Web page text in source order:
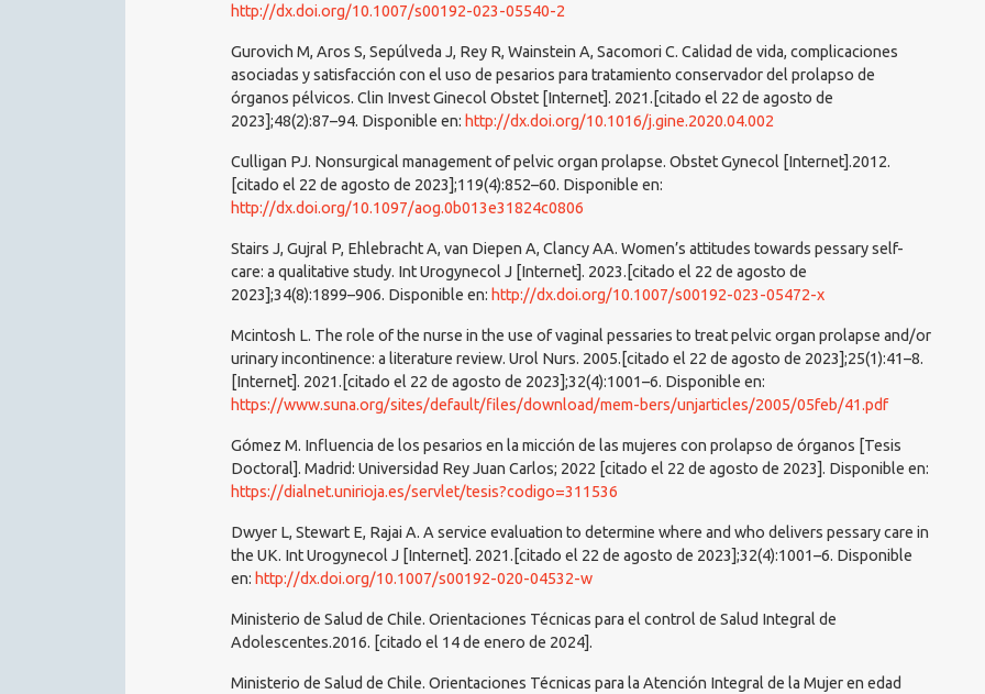
http://dx.doi.org/10.1007/s00192-023-05540-2
Gurovich M, Aros S, Sepúlveda J, Rey R, Wainstein A, Sacomori C. Calidad de vida, complicaciones
asociadas y satisfacción con el uso de pesarios para tratamiento conservador del prolapso de
órganos pélvicos. Clin Invest Ginecol Obstet [Internet]. 2021.[citado el 22 de agosto de
2023];48(2):87–94. Disponible en: http://dx.doi.org/10.1016/j.gine.2020.04.002
Culligan PJ. Nonsurgical management of pelvic organ prolapse. Obstet Gynecol [Internet].2012.
[citado el 22 de agosto de 2023];119(4):852–60. Disponible en:
http://dx.doi.org/10.1097/aog.0b013e31824c0806
Stairs J, Gujral P, Ehlebracht A, van Diepen A, Clancy AA. Women’s attitudes towards pessary self-
care: a qualitative study. Int Urogynecol J [Internet]. 2023.[citado el 22 de agosto de
2023];34(8):1899–906. Disponible en: http://dx.doi.org/10.1007/s00192-023-05472-x
Mcintosh L. The role of the nurse in the use of vaginal pessaries to treat pelvic organ prolapse and/or
urinary incontinence: a literature review. Urol Nurs. 2005.[citado el 22 de agosto de 2023];25(1):41–8.
[Internet]. 2021.[citado el 22 de agosto de 2023];32(4):1001–6. Disponible en:
https://www.suna.org/sites/default/files/download/mem-bers/unjarticles/2005/05feb/41.pdf
Gómez M. Influencia de los pesarios en la micción de las mujeres con prolapso de órganos [Tesis
Doctoral]. Madrid: Universidad Rey Juan Carlos; 2022 [citado el 22 de agosto de 2023]. Disponible en:
https://dialnet.unirioja.es/servlet/tesis?codigo=311536
Dwyer L, Stewart E, Rajai A. A service evaluation to determine where and who delivers pessary care in
the UK. Int Urogynecol J [Internet]. 2021.[citado el 22 de agosto de 2023];32(4):1001–6. Disponible
en: http://dx.doi.org/10.1007/s00192-020-04532-w
Ministerio de Salud de Chile. Orientaciones Técnicas para el control de Salud Integral de
Adolescentes.2016. [citado el 14 de enero de 2024].
Ministerio de Salud de Chile. Orientaciones Técnicas para la Atención Integral de la Mujer en edad